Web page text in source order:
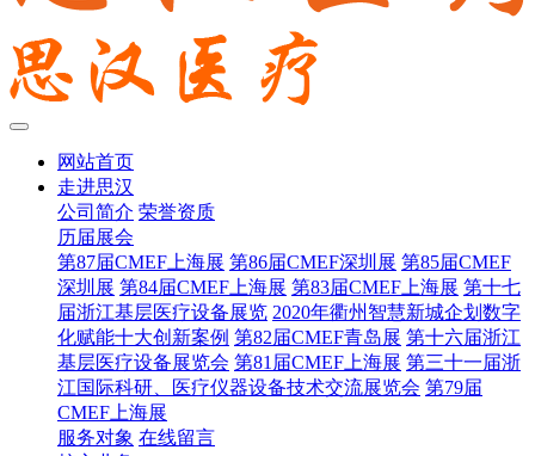
网站首页
走进思汉
公司简介 荣誉资质
历届展会
第87届CMEF上海展 第86届CMEF深圳展 第85届CMEF
深圳展 第84届CMEF上海展 第83届CMEF上海展 第十七
届浙江基层医疗设备展览 2020年衢州智慧新城企划数字
化赋能十大创新案例 第82届CMEF青岛展 第十六届浙江
基层医疗设备展览会 第81届CMEF上海展 第三十一届浙
江国际科研、医疗仪器设备技术交流展览会 第79届
CMEF上海展
服务对象 在线留言